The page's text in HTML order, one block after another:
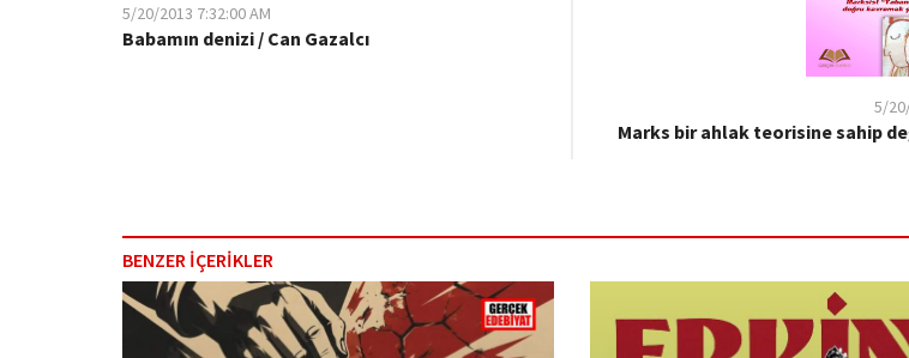
5/20/2013 7:32:00 AM
Babamın denizi / Can Gazalcı
5/
Marks bir ahlak teorisine sahip
BENZER İÇERİKLER